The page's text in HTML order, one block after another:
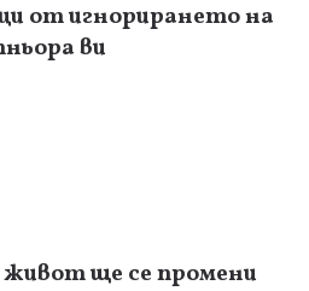
от игнорирането на
ви
ще се промени